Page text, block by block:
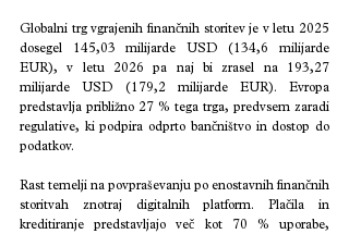
Globalni trg vgrajenih finančnih storitev je v letu 2025
dosegel 145,03 milijarde USD (134,6 milijarde
EUR), v letu 2026 pa naj bi zrasel na 193,27
milijarde USD (179,2 milijarde EUR). Evropa
predstavlja približno 27 % tega trga, predvsem zaradi
regulative, ki podpira odprto bančništvo in dostop do
podatkov.
Rast temelji na povpraševanju po enostavnih finančnih
storitvah znotraj digitalnih platform. Plačila in
kreditiranje predstavljajo več kot 70 % uporabe,